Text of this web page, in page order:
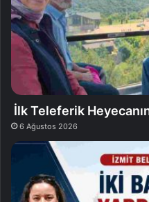
İlk Teleferik
6 Ağustos 2026